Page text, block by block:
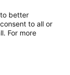
better
to all or
For more